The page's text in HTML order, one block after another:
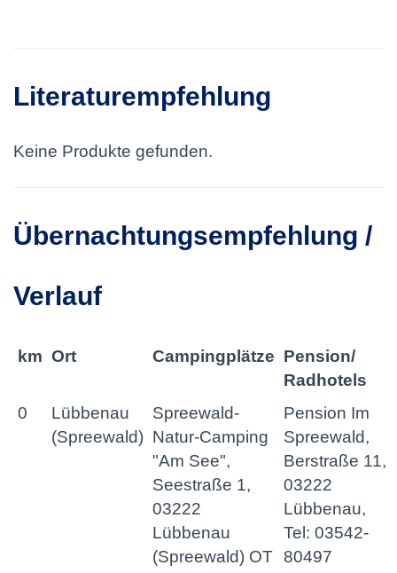
Literaturempfehlung
Keine Produkte gefunden.
Übernachtungsempfehlung /
Verlauf
km Ort Campingplätze Pension/
Radhotels
0
Lübbenau
(Spreewald)
Spreewald-
Natur-Camping
"Am See",
Seestraße 1,
03222
Lübbenau
(Spreewald) OT
Pension Im
Spreewald,
Berstraße 11,
03222
Lübbenau,
Tel: 03542-
80497